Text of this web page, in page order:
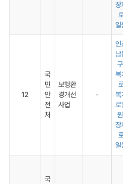
장
일
12
국
민
안
전
처
보행환
경개선
사업
-
인
남
복
복
로
장
일
국